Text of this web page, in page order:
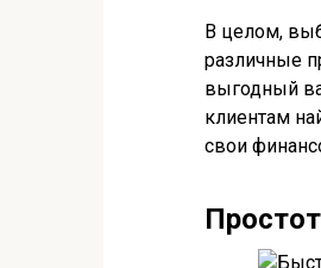
В целом,
различные
выгодный
клиентам
свои